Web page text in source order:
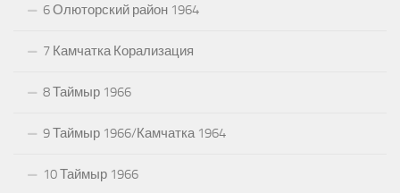
6 Олюторский район 1964
7 Камчатка Корализация
8 Таймыр 1966
9 Таймыр 1966/Камчатка 1964
10 Таймыр 1966